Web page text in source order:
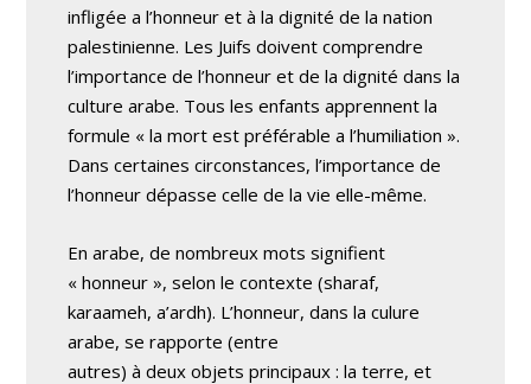
infligée a l’honneur et à la dignité de la nation
palestinienne. Les Juifs doivent comprendre
l’importance de l’honneur et de la dignité dans la
culture arabe. Tous les enfants apprennent la
formule « la mort est préférable a l’humiliation ».
Dans certaines circonstances, l’importance de
l’honneur dépasse celle de la vie elle-même.
En arabe, de nombreux mots signifient
« honneur », selon le contexte (sharaf,
karaameh, a’ardh). L’honneur, dans la culure
arabe, se rapporte (entre
autres) à deux objets principaux : la terre, et